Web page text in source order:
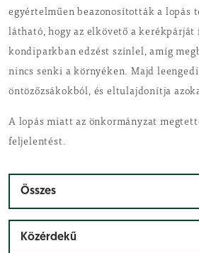
egyértelműen beazonosították a lopás
látható, hogy az elkövető a kerékpárját
kondiparkban edzést színlel, amíg
nincs senki a környéken. Majd
öntözőzsákokból, és eltulajdonítja
A lopás miatt az önkormányzat
feljelentést.
Összes
Közérdekű